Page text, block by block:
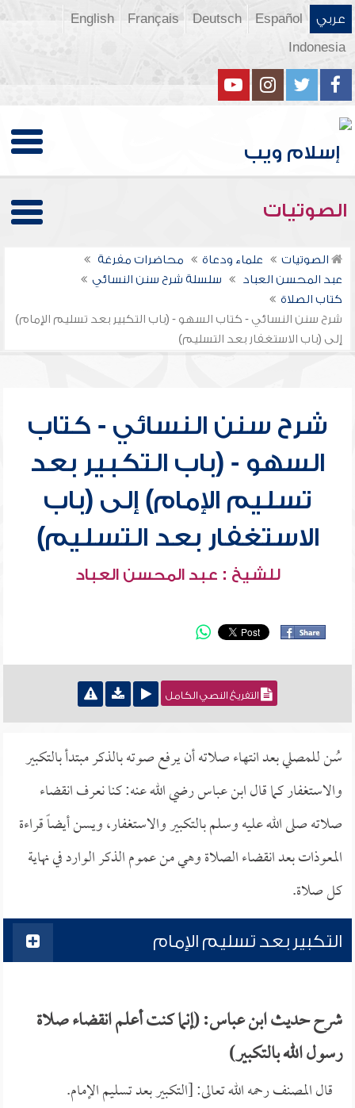
عربي Español
Deutsch
Français
English
Indonesia
الصوتيات
الصوتيات علماء ودعاة
محاضرات مفرغة
عبد المحسن العباد
سلسلة شرح سنن النسائي
كتاب الصلاة
شرح سنن النسائي - كتاب السهو - (باب التكبير بعد تسليم الإمام)
إلى (باب الاستغفار بعد التسليم)
شرح سنن النسائي - كتاب
السهو - (باب التكبير بعد
تسليم الإمام) إلى (باب
الاستغفار بعد التسليم)
للشيخ : عبد المحسن العباد
التفريغ النصي الكامل
سُن للمصلي بعد انتهاء صلاته أن يرفع صوته بالذكر مبتدأ بالتكبير
والاستغفار كما قال ابن عباس رضي الله عنه: كنا نعرف انقضاء
صلاته صلى الله عليه وسلم بالتكبير والاستغفار، ويسن أيضاً قراءة
المعوذات بعد انقضاء الصلاة وهي من عموم الذكر الوارد في نهاية
كل صلاة.
التكبير بعد تسليم الإمام
شرح حديث ابن عباس: (إنما كنت أعلم انقضاء صلاة
رسول الله بالتكبير)
قال المصنف رحمه الله تعالى: [التكبير بعد تسليم الإمام.